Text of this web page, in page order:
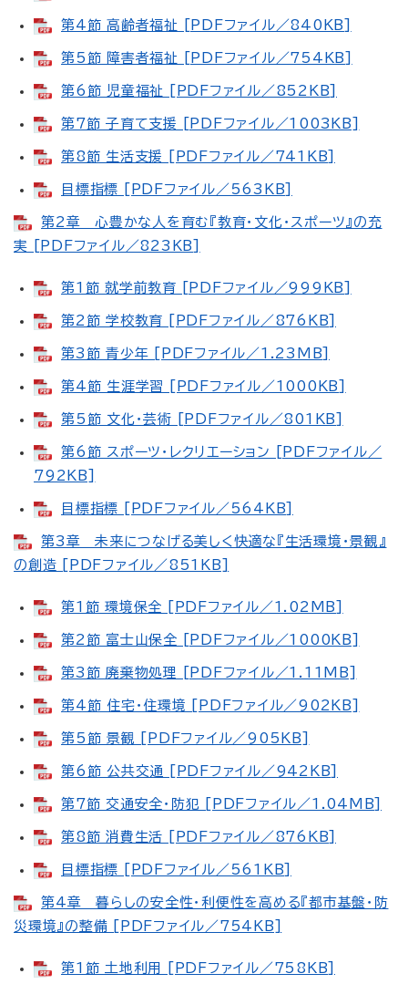
第4節 高齢者福祉 [PDFファイル／840KB]
第5節 障害者福祉 [PDFファイル／754KB]
第6節 児童福祉 [PDFファイル／852KB]
第7節 子育て支援 [PDFファイル／1003KB]
第8節 生活支援 [PDFファイル／741KB]
目標指標 [PDFファイル／563KB]
第2章 心豊かな人を育む『教育・文化・スポーツ』の充
実 [PDFファイル／823KB]
第1節 就学前教育 [PDFファイル／999KB]
第2節 学校教育 [PDFファイル／876KB]
第3節 青少年 [PDFファイル／1.23MB]
第4節 生涯学習 [PDFファイル／1000KB]
第5節 文化・芸術 [PDFファイル／801KB]
第6節 スポーツ・レクリエーション [PDFファイル／
792KB]
目標指標 [PDFファイル／564KB]
第3章 未来につなげる美しく快適な『生活環境・景観』
の創造 [PDFファイル／851KB]
第1節 環境保全 [PDFファイル／1.02MB]
第2節 富士山保全 [PDFファイル／1000KB]
第3節 廃棄物処理 [PDFファイル／1.11MB]
第4節 住宅・住環境 [PDFファイル／902KB]
第5節 景観 [PDFファイル／905KB]
第6節 公共交通 [PDFファイル／942KB]
第7節 交通安全・防犯 [PDFファイル／1.04MB]
第8節 消費生活 [PDFファイル／876KB]
目標指標 [PDFファイル／561KB]
第4章 暮らしの安全性・利便性を高める『都市基盤・防
災環境』の整備 [PDFファイル／754KB]
第1節 土地利用 [PDFファイル／758KB]